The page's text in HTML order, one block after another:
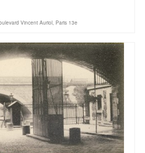
Vincent Auriol, Paris 13e